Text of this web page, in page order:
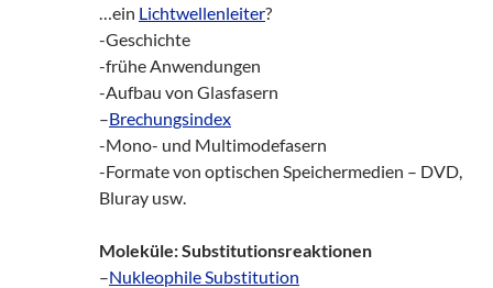
…ein Lichtwellenleiter?
-Geschichte
-frühe Anwendungen
-Aufbau von Glasfasern
–Brechungsindex
-Mono- und Multimodefasern
-Formate von optischen Speichermedien – DVD,
Bluray usw.
Moleküle: Substitutionsreaktionen
–Nukleophile Substitution